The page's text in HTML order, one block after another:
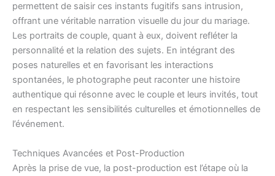
permettent de saisir ces instants fugitifs sans intrusion,
offrant une véritable narration visuelle du jour du mariage.
Les portraits de couple, quant à eux, doivent refléter la
personnalité et la relation des sujets. En intégrant des
poses naturelles et en favorisant les interactions
spontanées, le photographe peut raconter une histoire
authentique qui résonne avec le couple et leurs invités, tout
en respectant les sensibilités culturelles et émotionnelles de
l’événement.
Techniques Avancées et Post-Production
Après la prise de vue, la post-production est l’étape où la